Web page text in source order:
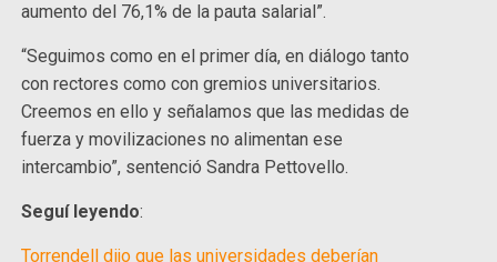
aumento del 76,1% de la pauta salarial”.
“Seguimos como en el primer día, en diálogo tanto
con rectores como con gremios universitarios.
Creemos en ello y señalamos que las medidas de
fuerza y movilizaciones no alimentan ese
intercambio”, sentenció Sandra Pettovello.
Seguí leyendo:
Torrendell dijo que las universidades deberían